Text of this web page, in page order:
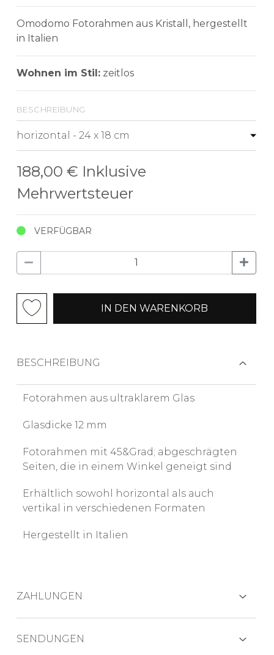
Omodomo Fotorahmen aus Kristall, hergestellt
in Italien
Wohnen im Stil: zeitlos
beschreibung
188,00 € Inklusive
Mehrwertsteuer
VERFÜGBAR
IN DEN WARENKORB
BESCHREIBUNG
Fotorahmen aus ultraklarem Glas
Glasdicke 12 mm
Fotorahmen mit 45&Grad; abgeschrägten
Seiten, die in einem Winkel geneigt sind
Erhältlich sowohl horizontal als auch
vertikal in verschiedenen Formaten
Hergestellt in Italien
ZAHLUNGEN
SENDUNGEN